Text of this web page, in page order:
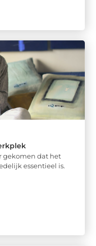
gekomen dat het
essentieel is.